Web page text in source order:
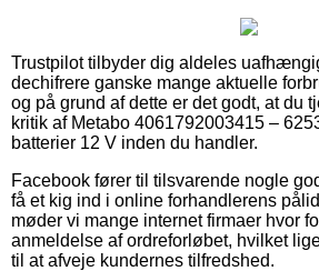
Trustpilot tilbyder dig aldeles
dechifrere ganske mange aktuelle
og på grund af dette er det godt, at du
kritik af Metabo 4061792003415 –
batterier 12 V inden du handler.
Facebook fører til tilsvarende nogle
få et kig ind i online forhandlerens
møder vi mange internet firmaer hvor
anmeldelse af ordreforløbet, hvilket
til at afveje kundernes tilfredshed.